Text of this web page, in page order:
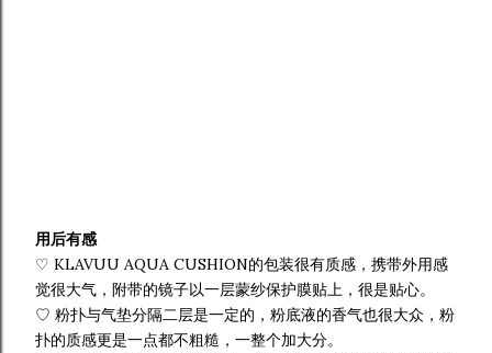
用后有感
♡ KLAVUU AQUA CUSHION的包装很有质感，携带外用感
觉很大气，附带的镜子以一层蒙纱保护膜贴上，很是贴心。
♡ 粉扑与气垫分隔二层是一定的，粉底液的香气也很大众，粉
扑的质感更是一点都不粗糙，一整个加大分。